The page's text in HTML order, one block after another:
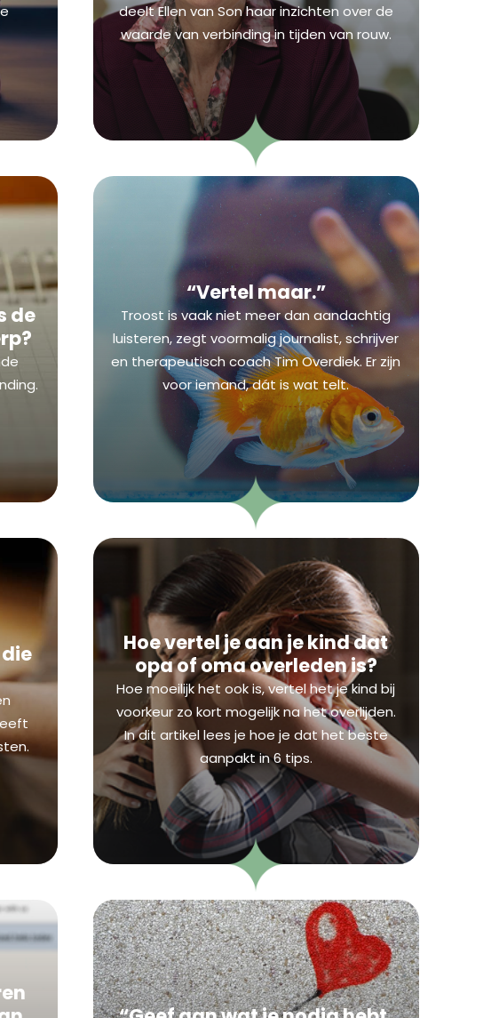
deelt Ellen van Son haar inzichten over de
waarde van verbinding in tijden van rouw.
de
“Vertel maar.”
Troost is vaak niet meer dan aandachtig
luisteren, zegt voormalig journalist, schrijver
en therapeutisch coach Tim Overdiek. Er zijn
voor iemand, dát is wat telt.
Hoe vertel je aan je kind dat
opa of oma overleden is?
Hoe moeilijk het ook is, vertel het je kind bij
voorkeur zo kort mogelijk na het overlijden.
In dit artikel lees je hoe je dat het beste
aanpakt in 6 tips.